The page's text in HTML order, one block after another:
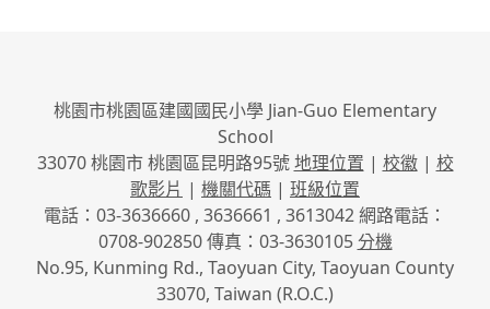
桃園市桃園區建國國民小學 Jian-Guo Elementary
School
33070 桃園市 桃園區昆明路95號地理位置 | 校徽| 校
歌影片 | 機關代碼 | 班級位置
電話：03-3636660 , 3636661 , 3613042 網路電話：
0708-902850 傳真：03-3630105分機
No.95, Kunming Rd., Taoyuan City, Taoyuan County
33070, Taiwan (R.O.C.)